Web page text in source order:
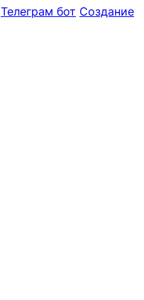
Телеграм бот Создание